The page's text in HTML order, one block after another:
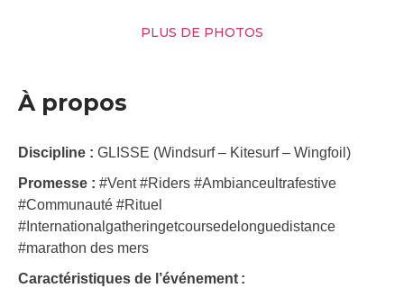
PLUS DE PHOTOS
À propos
Discipline : GLISSE (Windsurf – Kitesurf – Wingfoil)
Promesse : #Vent #Riders #Ambianceultrafestive
#Communauté #Rituel
#Internationalgatheringetcoursedelonguedistance
#marathon des mers
Caractéristiques de l’événement :